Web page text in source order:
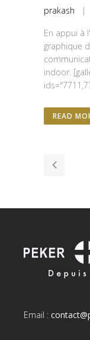
prakash |
En appui à
graphique
indoor.
READ
Email :